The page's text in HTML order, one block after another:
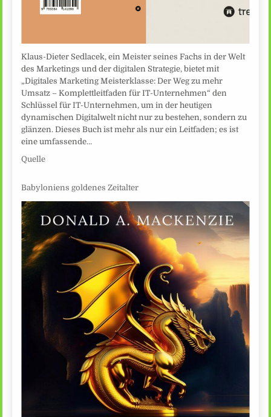
Klaus-Dieter Sedlacek, ein Meister seines Fachs in der Welt
des Marketings und der digitalen Strategie, bietet mit
„Digitales Marketing Meisterklasse: Der Weg zu mehr
Umsatz – Komplettleitfaden für IT-Unternehmen“ den
Schlüssel für IT-Unternehmen, um in der heutigen
dynamischen Digitalwelt nicht nur zu bestehen, sondern zu
glänzen. Dieses Buch ist mehr als nur ein Leitfaden; es ist
eine umfassende…
Quelle
Babyloniens goldenes Zeitalter